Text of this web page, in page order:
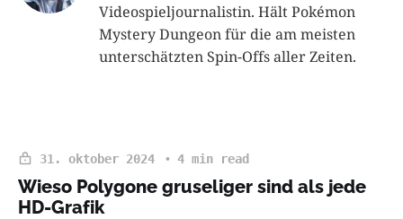
Videospieljournalistin. Hält Pokémon
Mystery Dungeon für die am meisten
unterschätzten Spin-Offs aller Zeiten.
31. oktober 2024 4 min read
Wieso Polygone gruseliger sind als jede
HD-Grafik